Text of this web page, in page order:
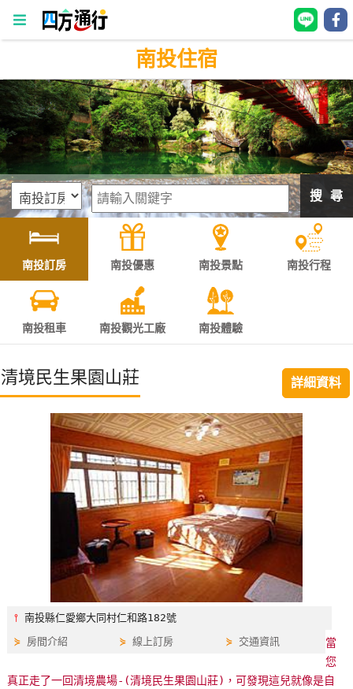
四
方
通
行
訂
房
灣
訂
房
直接跟飯店訂房HOT
特
紅
你
南投住宿
搜 尋
南投訂房 南投優惠 南投景點 南投行程
南投租車 南投觀光工廠 南投體驗
清境民生果園山莊 詳細資料
⫯南投縣仁愛鄉大同村仁和路182號
⋟ 房間介紹 ⋟線上訂房 ⋟ 交通資訊
當
您
真正走了一回清境農場-(清境民生果園山莊)，可發現這兒就像是自